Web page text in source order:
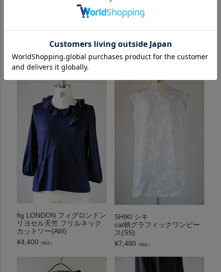
いして下さい。 だんだんと色の変化の生まれる草木染めならでは の
おすすめ商品
fig LONDON フィグロンドン
リヨセル天竺 フリルネック
カットソー(AW)
¥4,400 （税込）
SHIKI シキ
cat柄グラフィックワンピー
ス(SS)
¥7,480 （税込）